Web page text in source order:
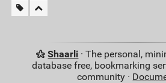
Shaarli · The personal,
database free, bookmarking
community ·